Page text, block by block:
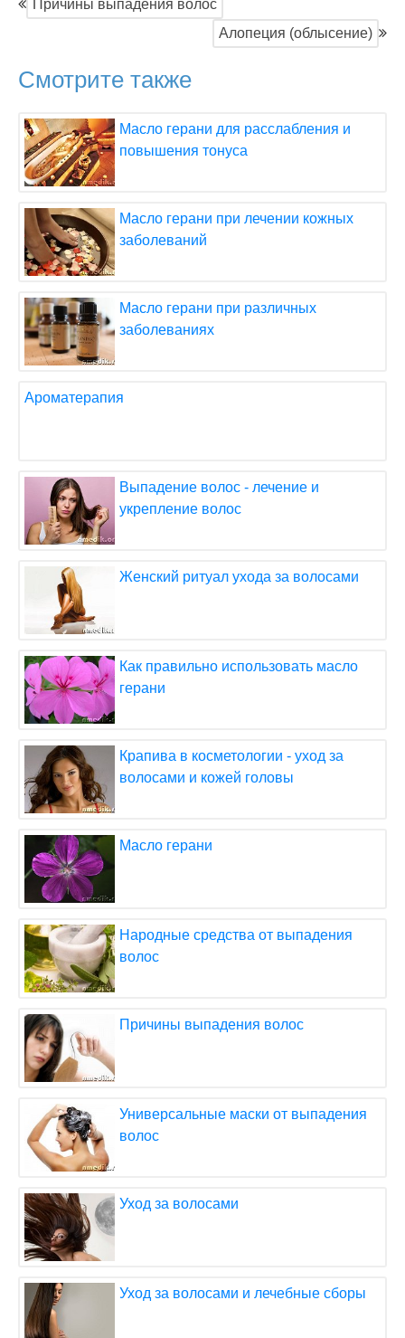
Причины выпадения волос
Алопеция (облысение)
Смотрите также
Масло герани для расслабления и
повышения тонуса
Масло герани при лечении кожных
заболеваний
Масло герани при различных
заболеваниях
Ароматерапия
Выпадение волос - лечение и
укрепление волос
Женский ритуал ухода за волосами
Как правильно использовать масло
герани
Крапива в косметологии - уход за
волосами и кожей головы
Масло герани
Народные средства от выпадения
волос
Причины выпадения волос
Универсальные маски от выпадения
волос
Уход за волосами
Уход за волосами и лечебные сборы